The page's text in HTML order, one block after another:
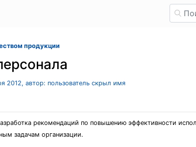
продукции
2012, автор: пользователь скрыл имя
рекомендаций по повышению эффективности
задачам организации.